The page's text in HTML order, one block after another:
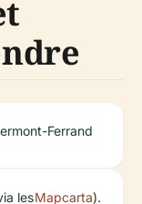
Ferrand
lesMapcarta).